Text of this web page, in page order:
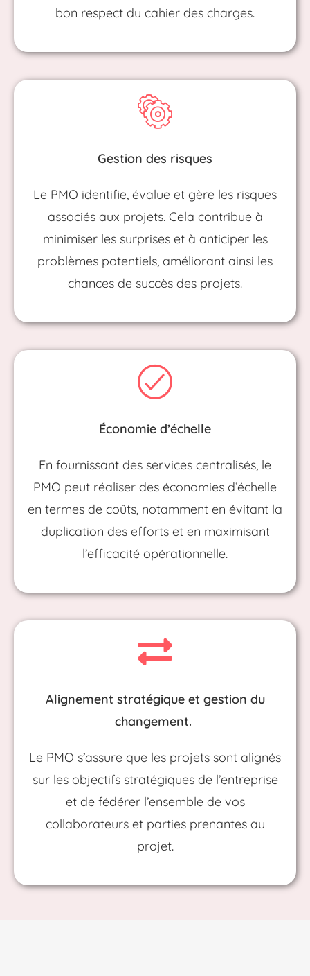
bon respect du cahier des charges.
Gestion des risques
Le PMO identifie, évalue et gère les risques
associés aux projets. Cela contribue à
minimiser les surprises et à anticiper les
problèmes potentiels, améliorant ainsi les
chances de succès des projets.
Économie d’échelle
En fournissant des services centralisés, le
PMO peut réaliser des économies d’échelle
en termes de coûts, notamment en évitant la
duplication des efforts et en maximisant
l’efficacité opérationnelle.
Alignement stratégique et gestion du
changement.
Le PMO s’assure que les projets sont alignés
sur les objectifs stratégiques de l’entreprise
et de fédérer l’ensemble de vos
collaborateurs et parties prenantes au
projet.